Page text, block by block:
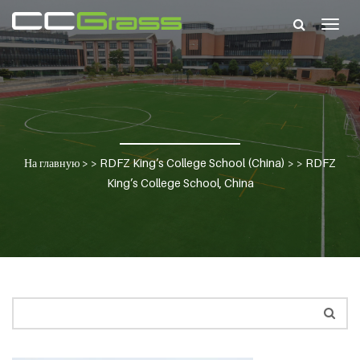
На главную > > RDFZ King’s College School (China) > > RDFZ
King’s College School, China